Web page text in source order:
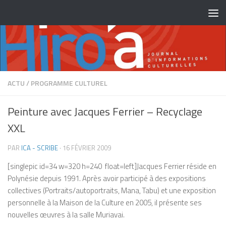
ACTU/PROGRAMME CULTUREL
Peinture avec Jacques Ferrier – Recyclage
XXL
PAR ICA - SCRIBE · 16 FÉVRIER 2009
[singlepic id=34 w=320 h=240 float=left]Jacques Ferrier réside en
Polynésie depuis 1991. Après avoir participé à des expositions
collectives (Portraits/autoportraits, Mana, Tabu) et une exposition
personnelle à la Maison de la Culture en 2005, il présente ses
nouvelles œuvres à la salle Muriavai.